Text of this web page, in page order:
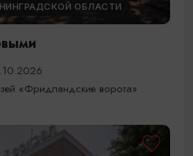
ОБЛАСТИ
«Фридландские ворота»